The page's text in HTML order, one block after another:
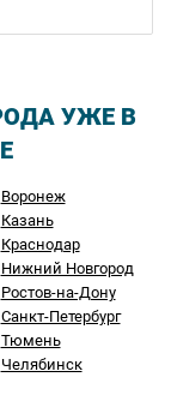
УЖЕ В
Воронеж
Казань
Краснодар
Нижний Новгород
Ростов-на-Дону
Санкт-Петербург
Тюмень
Челябинск